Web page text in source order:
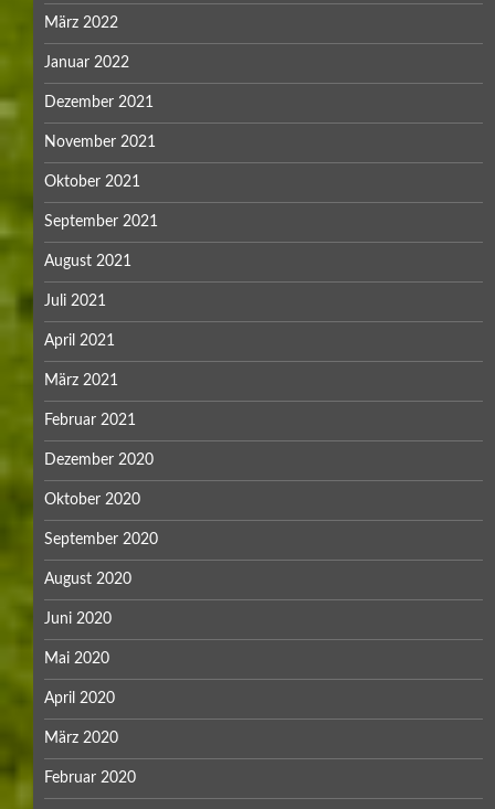
März 2022
Januar 2022
Dezember 2021
November 2021
Oktober 2021
September 2021
August 2021
Juli 2021
April 2021
März 2021
Februar 2021
Dezember 2020
Oktober 2020
September 2020
August 2020
Juni 2020
Mai 2020
April 2020
März 2020
Februar 2020